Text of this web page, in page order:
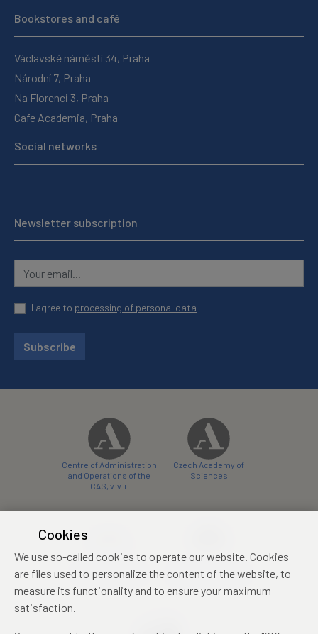
Bookstores and café
Václavské náměstí 34, Praha
Národní 7, Praha
Na Florenci 3, Praha
Cafe Academia, Praha
Social networks
Newsletter subscription
I agree to processing of personal data
Subscribe
Centre of Administration
and Operations of the
CAS, v. v. i.
Czech Academy of
Sciences
conference centre
konferenční centrum
Cookies
We use so-called cookies to operate our website. Cookies
are files used to personalize the content of the website, to
measure its functionality and to ensure your maximum
satisfaction.